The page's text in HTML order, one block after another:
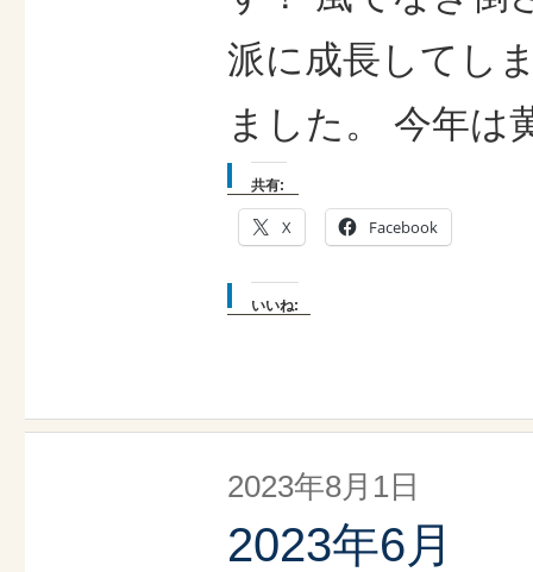
派に成長してし
ました。 今年は
共有:
X Facebook
いいね:
2023年8月1日
2023年6月